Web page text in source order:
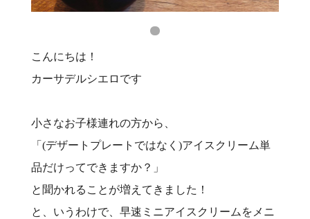
こんにちは！
カーサデルシエロです
小さなお子様連れの方から、
「(デザートプレートではなく)アイスクリーム単
品だけってできますか？」
と聞かれることが増えてきました！
と、いうわけで、早速ミニアイスクリームをメニ